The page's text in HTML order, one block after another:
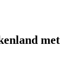
met